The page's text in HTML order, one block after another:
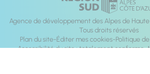
Agence de développement des Alpes de
Tous droits réservés
Plan du site Éditer mes cookies Politique
Accessibilité du site : totalement conforme